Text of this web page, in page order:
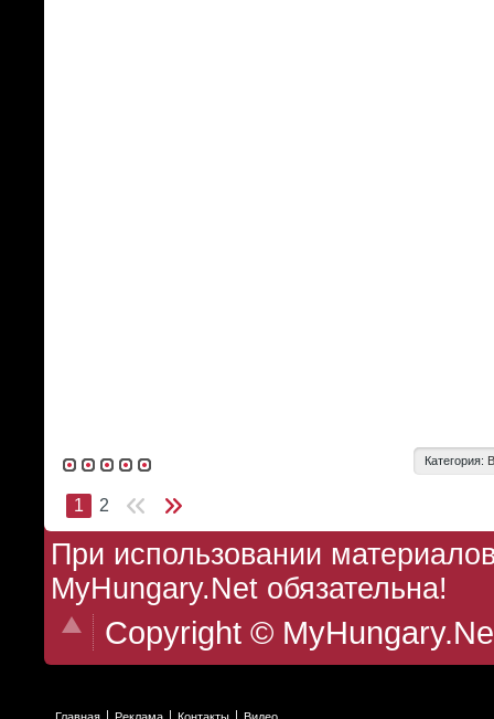
Категория:
1 2
При использовании
MyHungary.Net обязательна!
Copyright ©